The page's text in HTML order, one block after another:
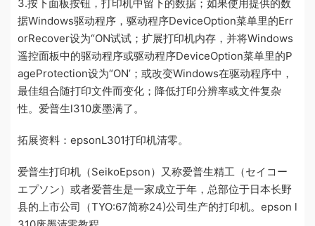
3.按下面板按钮，打印机中留下的数据；如果使用提供的数
据Windows驱动程序，驱动程序DeviceOption菜单里的Err
orRecover设为“ON试试；扩展打印机内存，并将Windows
遥控面板中的驱动程序或驱动程序DeviceOption菜单里的P
ageProtection设为“ON’；或改变Windows在驱动程序中，
最佳组合随打印文件而变化；降低打印分辨率或文件复杂
性。爱普生l310废墨满了。
拓展资料：epsonL301打印机清零。
爱普生打印机（SeikoEpson）又称爱普生精工（セイコー
エプソン）或者爱普生是一家成立于年，总部位于日本长野
县的上市公司（TYO:67简称24)公司生产的打印机。epson l